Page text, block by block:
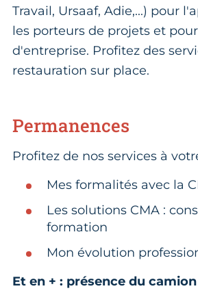
Travail, Ursaaf, Adie,...) pour
les porteurs de projets et
d'entreprise. Profitez des
restauration sur place.
Permanences
Profitez de nos services à
Mes formalités avec la
Les solutions CMA :
formation
Mon évolution
Et en + : présence du camion